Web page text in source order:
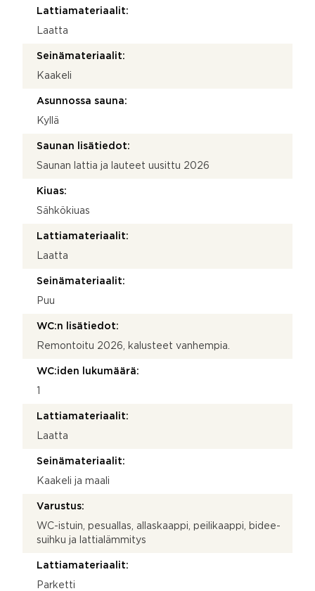
Lattiamateriaalit:
Laatta
Seinämateriaalit:
Kaakeli
Asunnossa sauna:
Kyllä
Saunan lisätiedot:
Saunan lattia ja lauteet uusittu 2026
Kiuas:
Sähkökiuas
Lattiamateriaalit:
Laatta
Seinämateriaalit:
Puu
WC:n lisätiedot:
Remontoitu 2026, kalusteet vanhempia.
WC:iden lukumäärä:
Lattiamateriaalit:
Laatta
Seinämateriaalit:
Kaakeli ja maali
Varustus:
WC-istuin, pesuallas, allaskaappi, peilikaappi, bidee-
suihku ja lattialämmitys
Lattiamateriaalit:
Parketti